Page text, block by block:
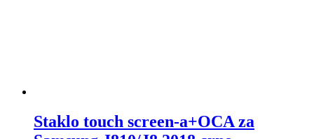
Staklo touch screen-a+OCA za